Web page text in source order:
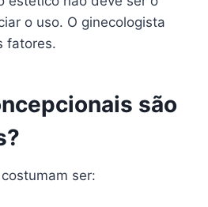
o uso. O ginecologista
fatores.
são
ser: